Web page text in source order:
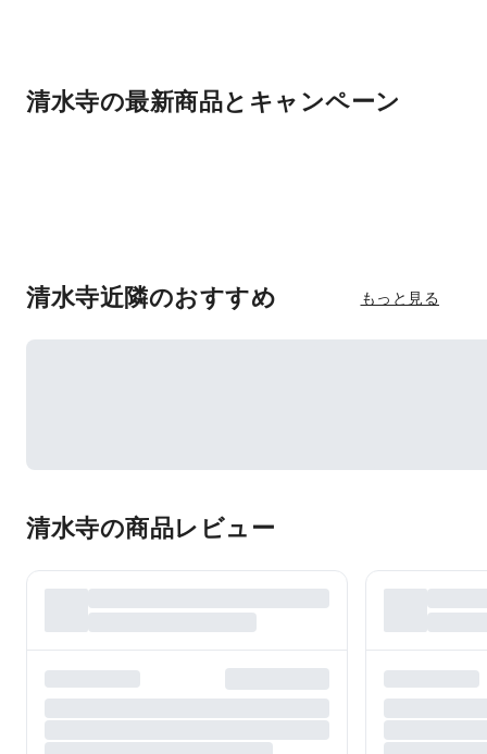
清水寺の最新商品とキャンペーン
清水寺近隣のおすすめ もっと見る
清水寺の商品レビュー